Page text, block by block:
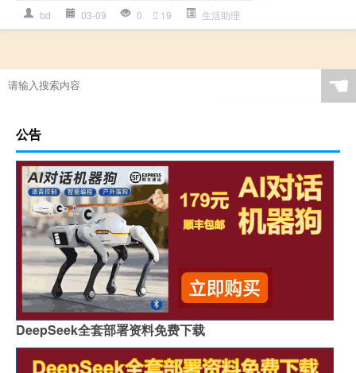
bd 03-09 0 19 生活助理
☚
公告
DeepSeek全套部署资料免费下载